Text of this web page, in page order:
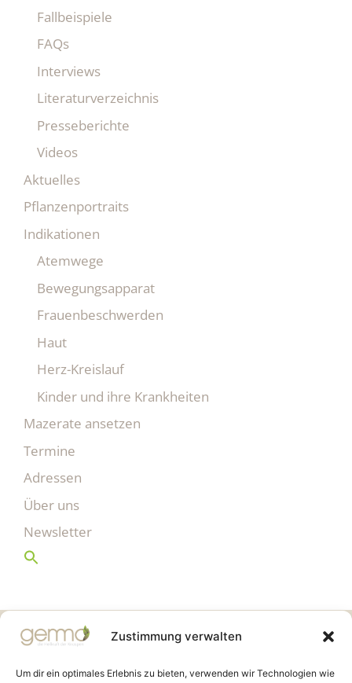
Zustimmung verwalten
Um dir ein optimales Erlebnis zu bieten, verwenden wir Technologien wie
Fallbeispiele
FAQs
Interviews
Literaturverzeichnis
Presseberichte
Videos
Aktuelles
Pflanzenportraits
Indikationen
Atemwege
Bewegungsapparat
Frauenbeschwerden
Haut
Herz-Kreislauf
Kinder und ihre Krankheiten
Mazerate ansetzen
Termine
Adressen
Über uns
Newsletter
Gemmo Community
Birkenstr. 7
CH-6003 Luzern